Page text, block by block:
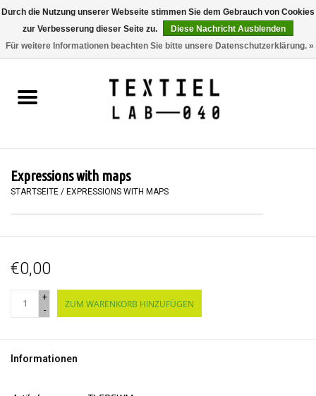
0 Artikel - €0,00
BÜCHER
MALEN
WORKSHOPS
SPECIALS
Expressions with maps
STARTSEITE / EXPRESSIONS WITH MAPS
€0,00
+
-
ZUM WARENKORB HINZUFÜGEN
Informationen
Durch die Nutzung unserer Webseite stimmen Sie dem Gebrauch von Cookies
zur Verbesserung dieser Seite zu.
Diese Nachricht Ausblenden
Für weitere Informationen beachten Sie bitte unsere Datenschutzerklärung. »